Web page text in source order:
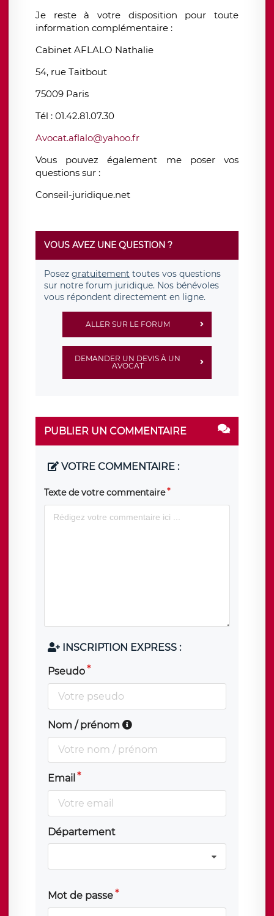
Je reste à votre disposition pour toute
information complémentaire :
Cabinet AFLALO Nathalie
54, rue Taitbout
75009 Paris
Tél : 01.42.81.07.30
Avocat.aflalo@yahoo.fr
Vous pouvez également me poser vos
questions sur :
Conseil-juridique.net
VOUS AVEZ UNE QUESTION ?
Posez gratuitement toutes vos questions
sur notre forum juridique. Nos bénévoles
vous répondent directement en ligne.
ALLER SUR LE FORUM
DEMANDER UN DEVIS À UN
AVOCAT
PUBLIER UN COMMENTAIRE
VOTRE COMMENTAIRE :
Texte de votre commentaire
INSCRIPTION EXPRESS :
Pseudo
Nom / prénom
Email
Département
Mot de passe